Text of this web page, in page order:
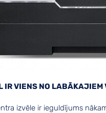
IR VIENS NO
izvēle ir ieguldījums